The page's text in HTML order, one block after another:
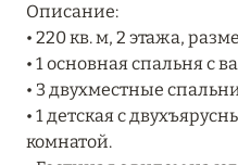
ASTORIA MALDIVES
Подробнее
12 ноября 2025
Описание:
• 220 кв. м, 2 этажа,
• 1 основная спальня с
• 3 двухместные
• 1 детская с
комнатой.